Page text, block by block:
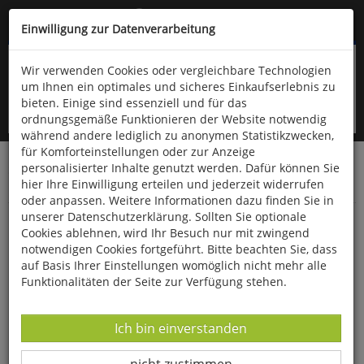
Kompletten Head der Seite überspringen
oder (06766) 9323-960
Startseite Bücher Downloads
Zeitschriften
Der Falke
Die Hemprichmöwe
Einwilligung zur Datenverarbeitung
Wir verwenden Cookies oder vergleichbare Technologien
um Ihnen ein optimales und sicheres Einkaufserlebnis zu
bieten. Einige sind essenziell und für das
ordnungsgemäße Funktionieren der Website notwendig
während andere lediglich zu anonymen Statistikzwecken,
für Komforteinstellungen oder zur Anzeige
personalisierter Inhalte genutzt werden. Dafür können Sie
hier Ihre Einwilligung erteilen und jederzeit widerrufen
oder anpassen. Weitere Informationen dazu finden Sie in
unserer Datenschutzerklärung. Sollten Sie optionale
Cookies ablehnen, wird Ihr Besuch nur mit zwingend
notwendigen Cookies fortgeführt. Bitte beachten Sie, dass
auf Basis Ihrer Einstellungen womöglich nicht mehr alle
Funktionalitäten der Seite zur Verfügung stehen.
Datenverarbeitung -
Ich bin einverstanden